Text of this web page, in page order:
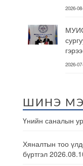
2026-
2026-
ШИНЭ
Үнийн саналын
Хяналтын тоо
бүртгэл